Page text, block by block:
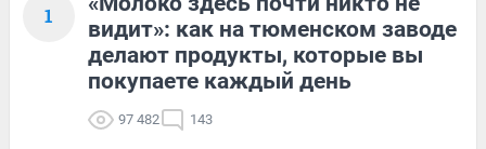
1
видит»: как на тюменском заводе
делают продукты, которые вы
покупаете каждый день
97 482 143